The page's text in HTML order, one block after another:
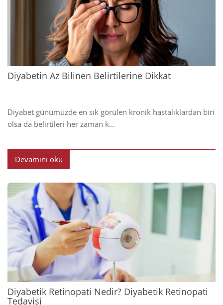
Diyabetin Az Bilinen Belirtilerine Dikkat
Diyabet günümüzde en sık görülen kronik hastalıklardan biri
olsa da belirtileri her zaman k...
Devamını oku
Diyabetik Retinopati Nedir? Diyabetik Retinopati
Tedavisi